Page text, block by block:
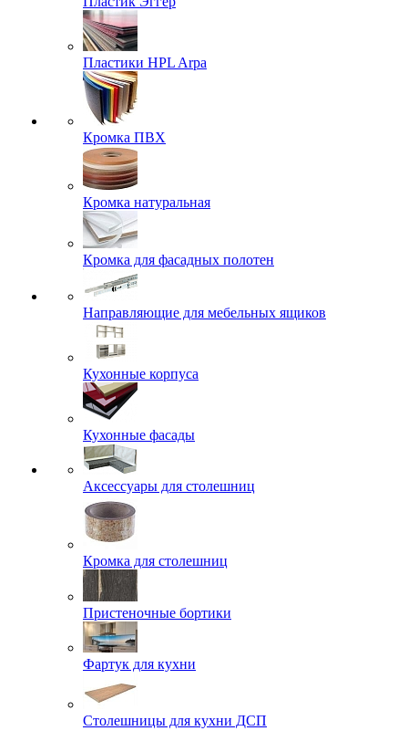
Пластики HPL Arpa
Кромка ПВХ
Кромка натуральная
Кромка для фасадных полотен
Направляющие для мебельных ящиков
Кухонные корпуса
Кухонные фасады
Аксессуары для столешниц
Кромка для столешниц
Пристеночные бортики
Фартук для кухни
Столешницы для кухни ДСП